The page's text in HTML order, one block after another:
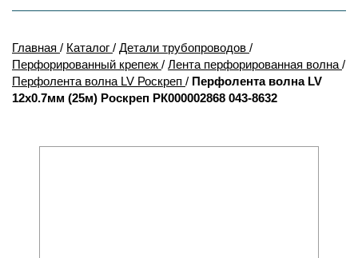
Главная / Каталог / Детали трубопроводов /
Перфорированный крепеж / Лента перфорированная волна /
Перфолента волна LV Роскреп / Перфолента волна LV
12х0.7мм (25м) Роскреп РК000002868 043-8632